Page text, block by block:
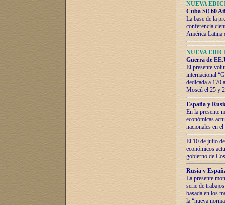
NUEVA
Cuba Sí! 60
La base de la
conferencia
América Latina
NUEVA
Guerra de
El presente
internacional
dedicada a 170
Moscú el 25 y
España y
En la presente
económicas
nacionales en
El 10 de julio
económicos
gobierno de
Rusia y
La presente
serie de
basada en los
la “nueva